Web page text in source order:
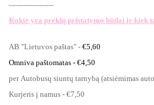
-------------------
Kokie yra prekių pristatymo būdai ir kiek
AB "Lietuvos paštas" - €5,60
Omniva paštomatas - €4,50
perAutobusų siuntų tarnybą (atsiėmimas
Kurjeris į namus - €7,50